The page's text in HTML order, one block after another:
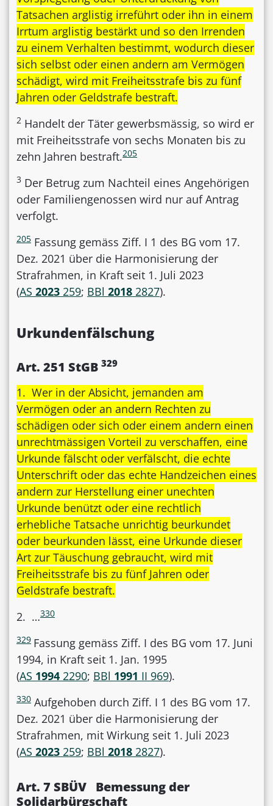
Tatsachen arglistig irreführt oder ihn in einem
Irrtum arglistig bestärkt und so den Irrenden
zu einem Verhalten bestimmt, wodurch dieser
sich selbst oder einen andern am Vermögen
schädigt, wird mit Freiheitsstrafe bis zu fünf
Jahren oder Geldstrafe bestraft.
2 Handelt der Täter gewerbsmässig, so wird er
mit Freiheitsstrafe von sechs Monaten bis zu
zehn Jahren bestraft.205
3 Der Betrug zum Nachteil eines Angehörigen
oder Familiengenossen wird nur auf Antrag
verfolgt.
205 Fassung gemäss Ziff. I 1 des BG vom 17.
Dez. 2021 über die Harmonisierung der
Strafrahmen, in Kraft seit 1. Juli 2023
(AS 2023 259; BBl 2018 2827).
Urkundenfälschung
Art. 251 StGB 329
1. Wer in der Absicht, jemanden am
Vermögen oder an andern Rechten zu
schädigen oder sich oder einem andern einen
unrechtmässigen Vorteil zu verschaffen, eine
Urkunde fälscht oder verfälscht, die echte
Unterschrift oder das echte Handzeichen eines
andern zur Herstellung einer unechten
Urkunde benützt oder eine rechtlich
erhebliche Tatsache unrichtig beurkundet
oder beurkunden lässt, eine Urkunde dieser
Art zur Täuschung gebraucht, wird mit
Freiheitsstrafe bis zu fünf Jahren oder
Geldstrafe bestraft.
2. …330
329 Fassung gemäss Ziff. I des BG vom 17. Juni
1994, in Kraft seit 1. Jan. 1995
(AS 1994 2290; BBl 1991 II 969).
330 Aufgehoben durch Ziff. I 1 des BG vom 17.
Dez. 2021 über die Harmonisierung der
Strafrahmen, mit Wirkung seit 1. Juli 2023
(AS 2023 259; BBl 2018 2827).
Art. 7 SBÜV Bemessung der
Solidarbürgschaft